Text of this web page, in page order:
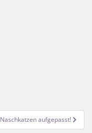
Naschkatzen aufgepasst!